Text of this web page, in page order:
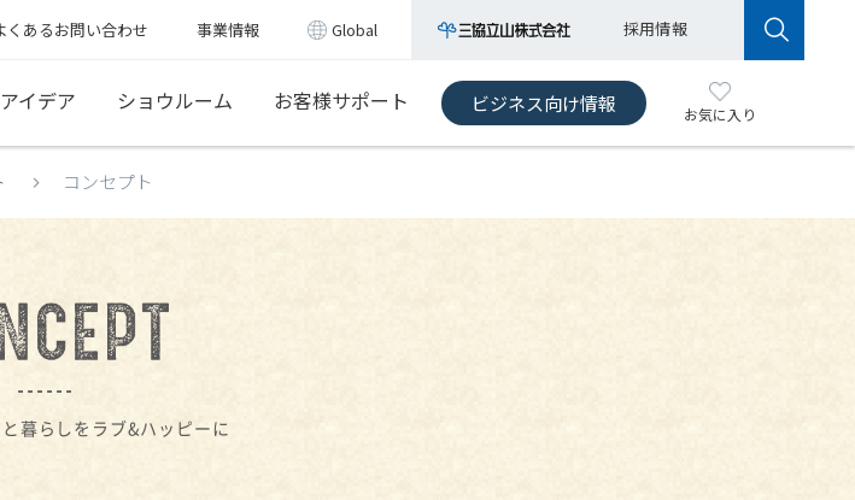
くあるお問い合わせ 事業情報 Global 採用情報
イデア ショウルーム お客様サポート ビジネス向け情報 お気に入り
コンセプト
暮らしを ラブ&ハッピーに